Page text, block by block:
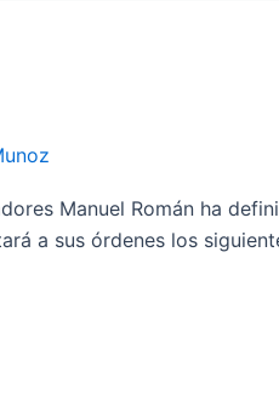
Manuel Román ha
a sus órdenes los